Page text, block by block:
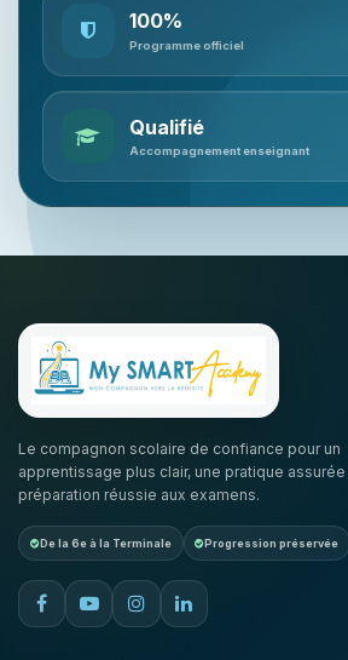
100%
Programme officiel
Qualifié
Accompagnement enseignant
Le compagnon scolaire de confiance pour un
apprentissage plus clair, une pratique assurée
préparation réussie aux examens.
De la 6e à la Terminale Progression préservée